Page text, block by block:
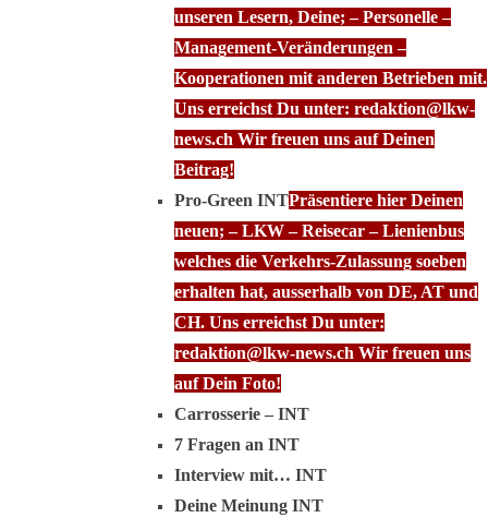
unseren Lesern, Deine; – Personelle –
Management-Veränderungen –
Kooperationen mit anderen Betrieben mit.
Uns erreichst Du unter: redaktion@lkw-
news.ch Wir freuen uns auf Deinen
Beitrag!
Pro-Green INTPräsentiere hier Deinen
neuen; – LKW – Reisecar – Lienienbus
welches die Verkehrs-Zulassung soeben
erhalten hat, ausserhalb von DE, AT und
CH. Uns erreichst Du unter:
redaktion@lkw-news.ch Wir freuen uns
auf Dein Foto!
Carrosserie – INT
7 Fragen an INT
Interview mit… INT
Deine Meinung INT